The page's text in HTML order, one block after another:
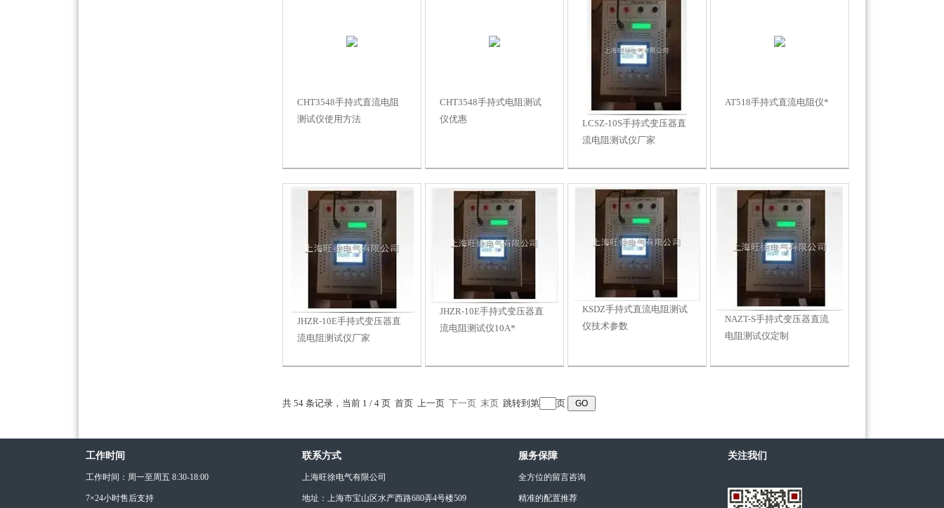
CHT3548手持式直流电阻
测试仪使用方法
CHT3548手持式电阻测试
仪优惠
LCSZ-10S手持式变压器直
流电阻测试仪厂家
AT518手持式直流电阻仪*
JHZR-10E手持式变压器直
流电阻测试仪厂家
JHZR-10E手持式变压器直
流电阻测试仪10A*
KSDZ手持式直流电阻测试
仪技术参数
NAZT-S手持式变压器直流
电阻测试仪定制
共 54 条记录，当前 1 / 4 页 首页 上一页 下一页 末页 跳转到第 页
工作时间
工作时间：周一至周五 8:30-18:00
7×24小时售后支持
联系方式
上海旺徐电气有限公司
地址：上海市宝山区水产西路680弄4号楼509
服务保障
全方位的留言咨询
精准的配置推荐
关注我们